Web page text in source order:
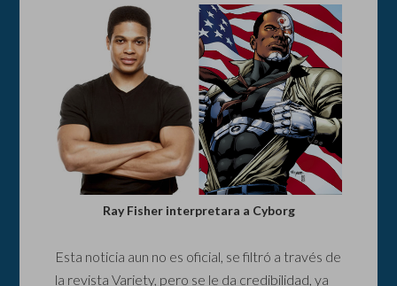
Ray Fisher interpretara a Cyborg
Esta noticia aun no es oficial, se filtró a través de
la revista Variety, pero se le da credibilidad, ya